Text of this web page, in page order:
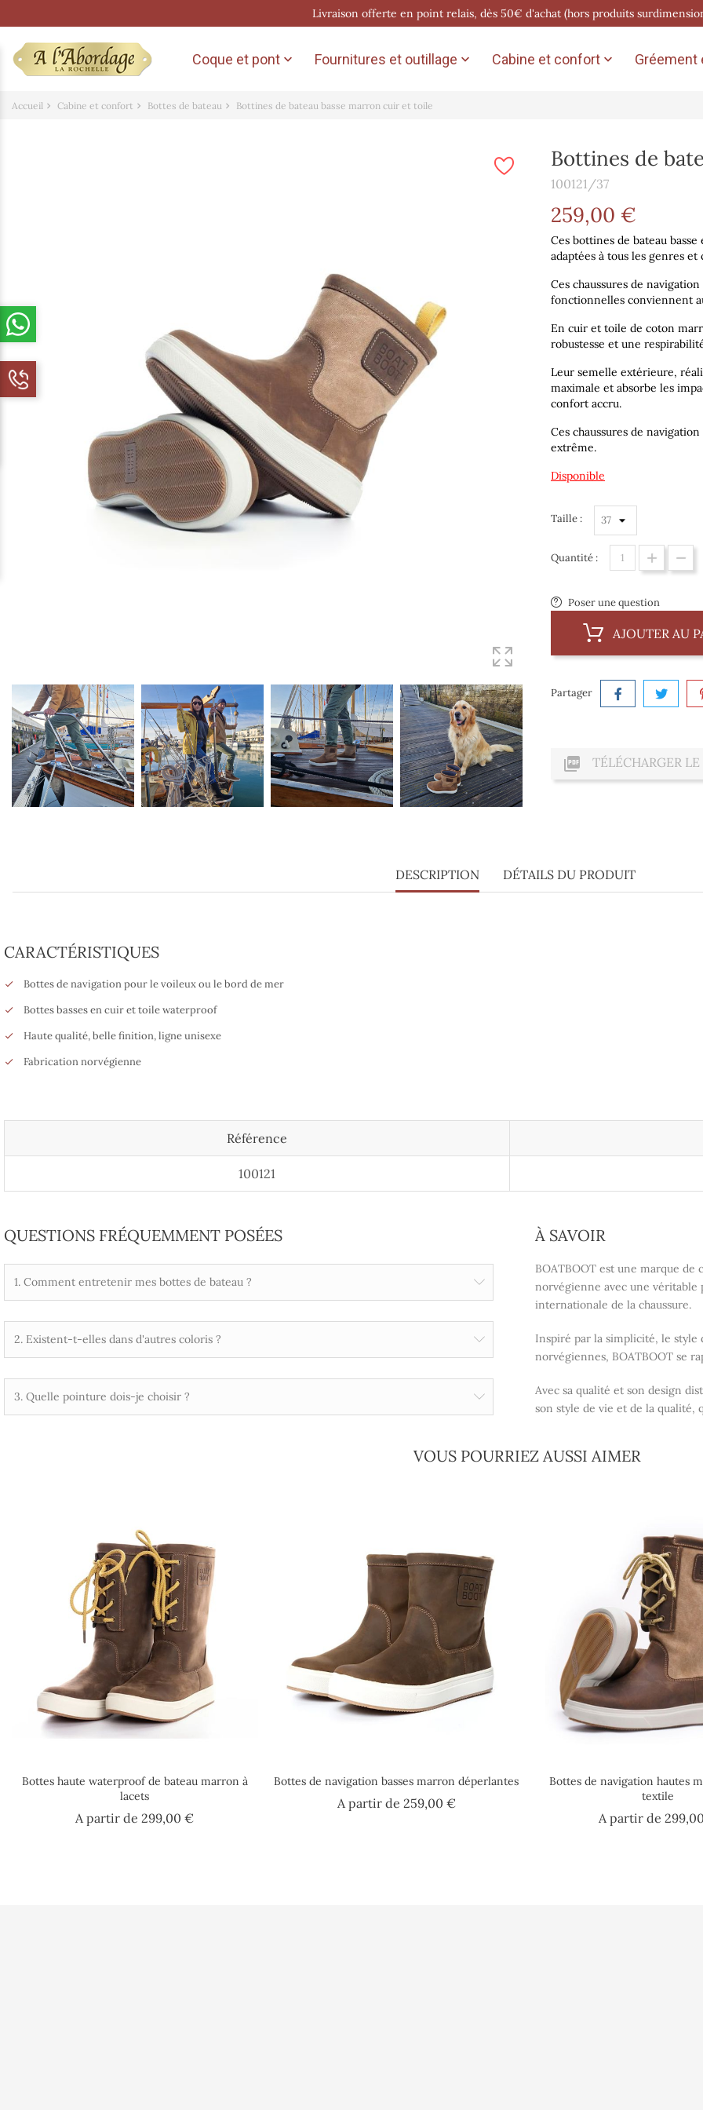
Livraison offerte en point relais, dès 50€ d'achat (hors produits
Coque et pont  Fournitures et outillage  Cabine et confort  Gréement
Accueil Cabine et confort Bottes de bateau Bottines de bateau basse marron cuir et toile
Bottines de
100121/37
259,00 €
Ces bottines de bateau
adaptées à tous les genres
Ces chaussures de
fonctionnelles conviennent
En cuir et toile de coton
robustesse et une
Leur semelle extérieure,
maximale et absorbe les
confort accru.
Ces chaussures de
extrême.
Disponible
Taille :
Quantité :
Poser une question
AJOUTER AU
Partager
 TÉLÉCHARGER
DESCRIPTION DÉTAILS DU PRODUIT
CARACTÉRISTIQUES
Bottes de navigation pour le voileux ou le bord de mer
Bottes basses en cuir et toile waterproof
Haute qualité, belle finition, ligne unisexe
Fabrication norvégienne
Référence
100121
QUESTIONS FRÉQUEMMENT POSÉES
1. Comment entretenir mes bottes de bateau ?
2. Existent-t-elles dans d'autres coloris ?
3. Quelle pointure dois-je choisir ?
À SAVOIR
BOATBOOT est une marque
norvégienne avec une véritable
internationale de la chaussure.
Inspiré par la simplicité, le style
norvégiennes, BOATBOOT se
Avec sa qualité et son design
son style de vie et de la
VOUS POURRIEZ AUSSI AIMER
Bottes haute waterproof de bateau marron à
lacets
A partir de 299,00 €Prix
Bottes de navigation basses marron déperlantes
A partir de 259,00 €Prix
Bottes de navigation hautes
textile
A partir de